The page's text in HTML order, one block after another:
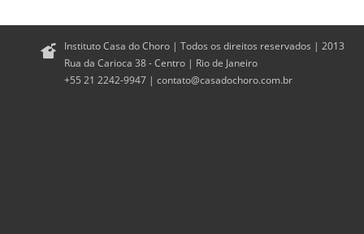
Instituto Casa do Choro | Todos os direitos reservados | 2013
Rua da Carioca 38 - Centro | Rio de Janeiro
+55 21 2242-9947 | contato@casadochoro.com.br